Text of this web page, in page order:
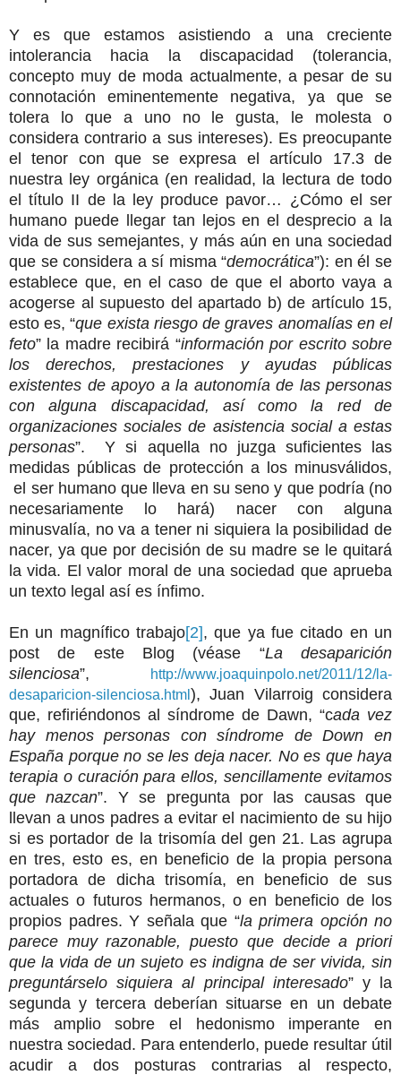
Y es que estamos asistiendo a una creciente
intolerancia hacia la discapacidad (tolerancia,
concepto muy de moda actualmente, a pesar de su
connotación eminentemente negativa, ya que se
tolera lo que a uno no le gusta, le molesta o
considera contrario a sus intereses). Es preocupante
el tenor con que se expresa el artículo 17.3 de
nuestra ley orgánica (en realidad, la lectura de todo
el título II de la ley produce pavor… ¿Cómo el ser
humano puede llegar tan lejos en el desprecio a la
vida de sus semejantes, y más aún en una sociedad
que se considera a sí misma “democrática”): en él se
establece que, en el caso de que el aborto vaya a
acogerse al supuesto del apartado b) de artículo 15,
esto es, “que exista riesgo de graves anomalías en el
feto” la madre recibirá “información por escrito sobre
los derechos, prestaciones y ayudas públicas
existentes de apoyo a la autonomía de las personas
con alguna discapacidad, así como la red de
organizaciones sociales de asistencia social a estas
personas”. Ysi aquella no juzga suficientes las
medidas públicas de protección a los minusválidos,
el ser humano que lleva en su seno y que podría (no
necesariamente lo hará) nacer con alguna
minusvalía, no va a tener ni siquiera la posibilidad de
nacer, ya que por decisión de su madre se le quitará
la vida. El valor moral de una sociedad que aprueba
un texto legal así es ínfimo.
En un magnífico trabajo[2], que ya fue citado en un
post de este Blog (véase “La desaparición
silenciosa”,
http://www.joaquinpolo.net/2011/12/la-
desaparicion-silenciosa.html ), Juan Vilarroig considera
que, refiriéndonos al síndrome de Dawn, “cada vez
hay menos personas con síndrome de Down en
España porque no se les deja nacer. No es que haya
terapia o curación para ellos, sencillamente evitamos
que nazcan”. Y se pregunta por las causas que
llevan a unos padres a evitar el nacimiento de su hijo
si es portador de la trisomía del gen 21. Las agrupa
en tres, esto es, en beneficio de la propia persona
portadora de dicha trisomía, en beneficio de sus
actuales o futuros hermanos, o en beneficio de los
propios padres. Y señala que “la primera opción no
parece muy razonable, puesto que decide a priori
que la vida de un sujeto es indigna de ser vivida, sin
preguntárselo siquiera al principal interesado” y la
segunda y tercera deberían situarse en un debate
más amplio sobre el hedonismo imperante en
nuestra sociedad. Para entenderlo, puede resultar útil
acudir a dos posturas contrarias al respecto,